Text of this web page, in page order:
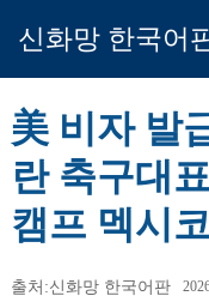
신화망 한국어
美 비자 발
란 축구대
캠프 멕시
출처:신화망 한국어판